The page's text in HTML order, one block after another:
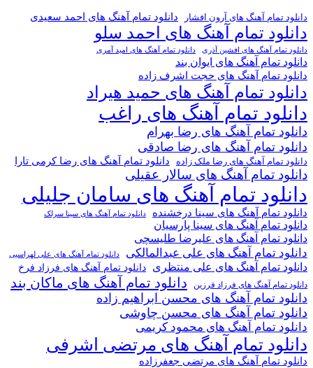
دانلود تمام آهنگ های آرون افشار دانلود تمام آهنگ های احمد سعیدی
دانلود تمام آهنگ های احمد سلو
دانلود تمام آهنگ های افشین آذری دانلود تمام آهنگ های امید آمری
دانلود تمام آهنگ های ایوان بند
دانلود تمام آهنگ های حجت اشرف زاده
دانلود تمام آهنگ های حمید هیراد
دانلود تمام آهنگ های راغب
دانلود تمام آهنگ های رضا بهرام
دانلود تمام آهنگ های رضا صادقی
دانلود تمام آهنگ های رضا ملک زاده دانلود تمام آهنگ های رضا کرمی تارا
دانلود تمام آهنگ های سالار عقیلی
دانلود تمام آهنگ های سامان جلیلی
دانلود تمام آهنگ های سینا درخشنده دانلود تمام آهنگ های سینا سرلک
دانلود تمام آهنگ های سینا پارسیان
دانلود تمام آهنگ های علیرضا طلیسچی
دانلود تمام آهنگ های علی عبدالمالکی دانلود تمام آهنگ های علی لهراسبی
دانلود تمام آهنگ های علی منتظری دانلود تمام آهنگ های فرزاد فرخ
دانلود تمام آهنگ های فرزاد فرزین دانلود تمام آهنگ های ماکان بند
دانلود تمام آهنگ های محسن ابراهیم زاده
دانلود تمام آهنگ های محسن چاوشی
دانلود تمام آهنگ های محمود کریمی
دانلود تمام آهنگ های مرتضی اشرفی
دانلود تمام آهنگ های مرتضی جعفرزاده